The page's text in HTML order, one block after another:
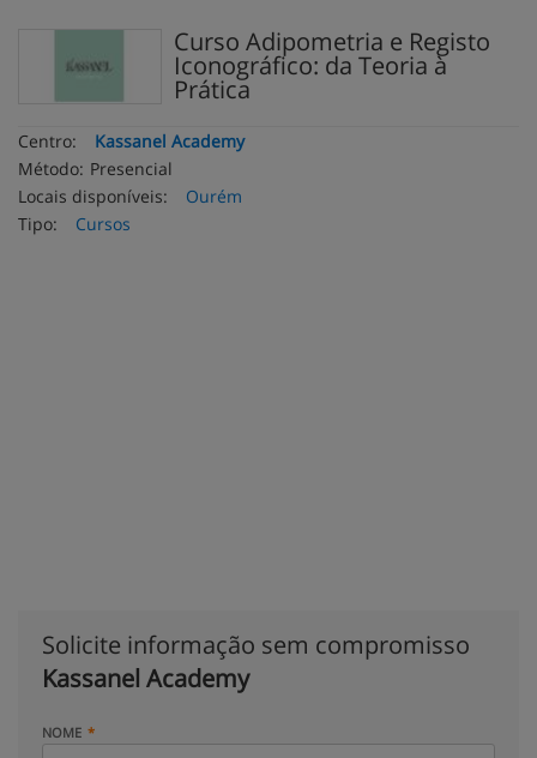
Curso Adipometria e Registo
Iconográfico: da Teoria à
Prática
Centro:
Kassanel Academy
Método: Presencial
Locais disponíveis:
Ourém
Tipo:
Cursos
Solicite informação sem compromisso
Kassanel Academy
NOME